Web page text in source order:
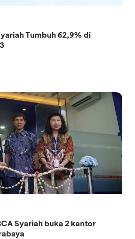
Tumbuh 62,9% di
Syariah buka 2 kantor